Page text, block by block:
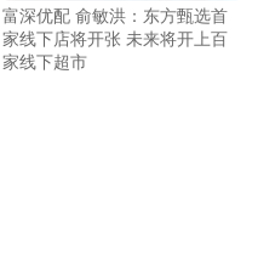
富深优配 俞敏洪：东方甄选首
家线下店将开张 未来将开上百
家线下超市